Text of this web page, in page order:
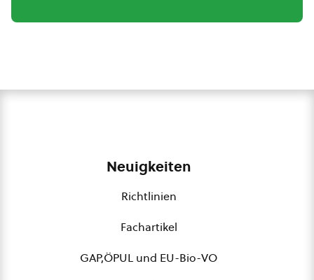
Neuigkeiten
Richtlinien
Fachartikel
GAP,ÖPUL und EU-Bio-VO